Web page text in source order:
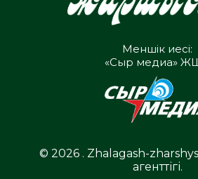
Меншік иесі:
«Сыр медиа»
© 2026 . Zhalagash-
агенттігі.